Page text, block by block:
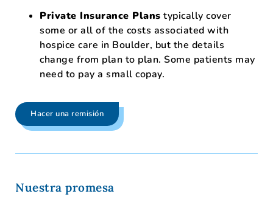
Private Insurance Plans typically cover
some or all of the costs associated with
hospice care in Boulder, but the details
change from plan to plan. Some patients may
need to pay a small copay.
Hacer una remisión
Nuestra promesa